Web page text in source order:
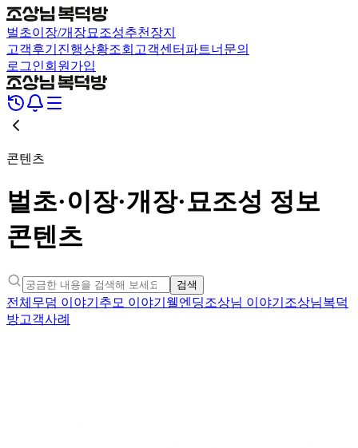
벌초이장/개장묘조성추천장지
고객후기 진행상황조회 고객센터 파트너문의
로그인회원가입
콘텐츠
벌초·이장·개장·묘조성 정보
콘텐츠
검색
전체 무덤 이야기 추모 이야기 웰엔딩조상님 이야기 조상님복덕
방고객사례